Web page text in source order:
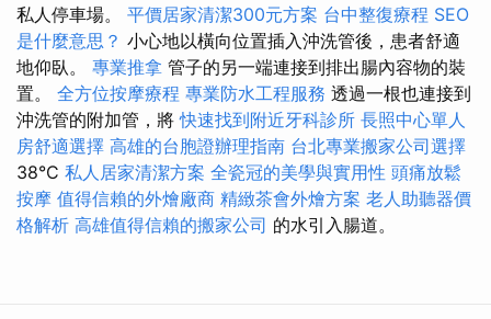
私人停車場。 平價居家清潔300元方案 台中整復療程 SEO
是什麼意思？ 小心地以橫向位置插入沖洗管後，患者舒適
地仰臥。 專業推拿 管子的另一端連接到排出腸內容物的裝
置。 全方位按摩療程 專業防水工程服務 透過一根也連接到
沖洗管的附加管，將快速找到附近牙科診所 長照中心單人
房舒適選擇 高雄的台胞證辦理指南 台北專業搬家公司選擇
38°C 私人居家清潔方案 全瓷冠的美學與實用性 頭痛放鬆
按摩 值得信賴的外燴廠商 精緻茶會外燴方案 老人助聽器價
格解析 高雄值得信賴的搬家公司 的水引入腸道。